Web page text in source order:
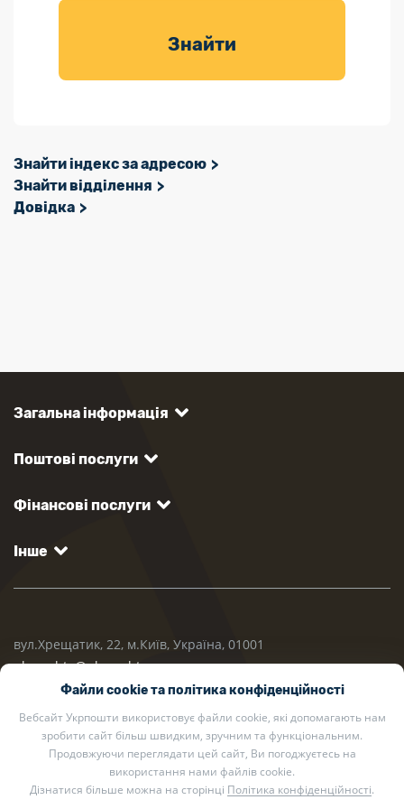
товарів для
Знайти
Знайти індекс за адресою
Знайти відділення
Довідка
Загальна інформація
Поштові послуги
Фінансові послуги
Інше
вул.Хрещатик, 22, м.Київ, Україна, 01001
ukrposhta@ukrposhta.ua
Файли cookie та політика конфіденційності
Вебсайт Укрпошти використовує файли cookie, які допомагають нам
зробити сайт більш швидким, зручним та функціональним.
Продовжуючи переглядати цей сайт, Ви погоджуєтесь на
використання нами файлів cookie.
Дізнатися більше можна на сторінці Політика конфіденційності.